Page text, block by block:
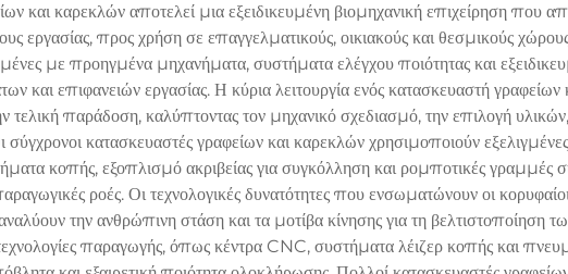
και καρεκλών αποτελεί μια εξειδικευμένη βιομηχανική επιχείρηση
εργασίας, προς χρήση σε επαγγελματικούς, οικιακούς και θεσμικούς
με προηγμένα μηχανήματα, συστήματα ελέγχου ποιότητας και
και επιφανειών εργασίας. Η κύρια λειτουργία ενός κατασκευαστή
τελική παράδοση, καλύπτοντας τον μηχανικό σχεδιασμό, την επιλογή
κατασκευαστές γραφείων και καρεκλών χρησιμοποιούν
κοπής, εξοπλισμό ακριβείας για συγκόλληση και ρομποτικές γραμμές
ροές. Οι τεχνολογικές δυνατότητες που ενσωματώνουν οι
την ανθρώπινη στάση και τα μοτίβα κίνησης για τη
παραγωγής, όπως κέντρα CNC, συστήματα λέιζερ κοπής και